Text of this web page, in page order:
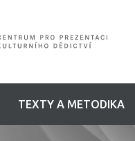
TEXTY A METODIKA